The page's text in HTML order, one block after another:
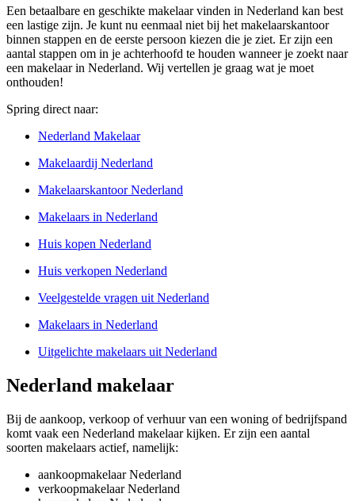
Een betaalbare en geschikte makelaar vinden in Nederland kan best
een lastige zijn. Je kunt nu eenmaal niet bij het makelaarskantoor
binnen stappen en de eerste persoon kiezen die je ziet. Er zijn een
aantal stappen om in je achterhoofd te houden wanneer je zoekt naar
een makelaar in Nederland. Wij vertellen je graag wat je moet
onthouden!
Spring direct naar:
Nederland Makelaar
Makelaardij Nederland
Makelaarskantoor Nederland
Makelaars in Nederland
Huis kopen Nederland
Huis verkopen Nederland
Veelgestelde vragen uit Nederland
Makelaars in Nederland
Uitgelichte makelaars uit Nederland
Nederland makelaar
Bij de aankoop, verkoop of verhuur van een woning of bedrijfspand
komt vaak een Nederland makelaar kijken. Er zijn een aantal
soorten makelaars actief, namelijk:
aankoopmakelaar Nederland
verkoopmakelaar Nederland